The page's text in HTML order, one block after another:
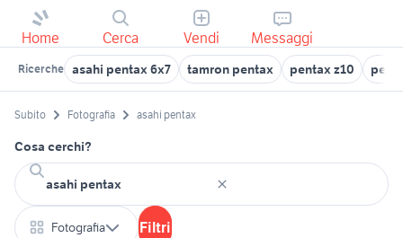
Home Cerca Vendi Messaggi
Ricerche asahi pentax 6x7 tamron pentax pentax z10
Subito Fotografia asahi pentax
Cosa cerchi?
Fotografia Filtri